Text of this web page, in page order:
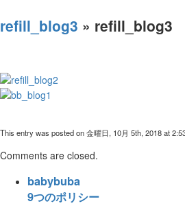
refill_blog3 » refill_blog3
This entry was posted on 金曜日, 10月 5th, 2018 at
Comments are closed.
babybuba
9つのポリシー